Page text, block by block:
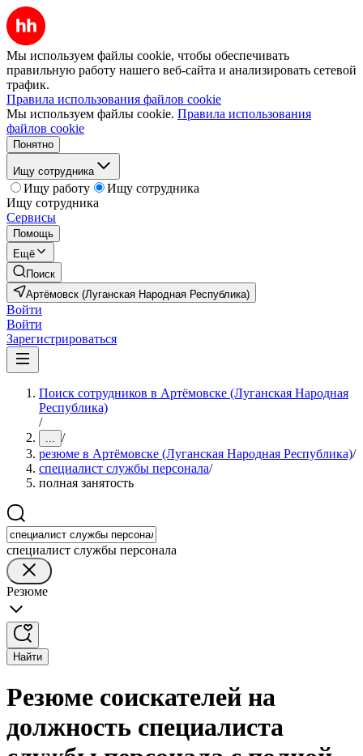
Мы используем файлы cookie, чтобы обеспечивать
правильную работу нашего веб-сайта и анализировать сетевой
трафик.
Правила использования файлов cookie
Мы используем файлы cookie. Правила использования
файлов cookie
Понятно
Ищу сотрудника
Ищу работу
Ищу сотрудника
Ищу сотрудника
Сервисы
Помощь
Ещё
Поиск
Артёмовск (Луганская Народная Республика)
Войти
Войти
Зарегистрироваться
Поиск сотрудников в Артёмовске (Луганская Народная
Республика)
/
... /
резюме в Артёмовске (Луганская Народная Республика)/
специалист службы персонала/
полная занятость
специалист службы персонала
Резюме
Найти
Резюме соискателей на
должность специалиста